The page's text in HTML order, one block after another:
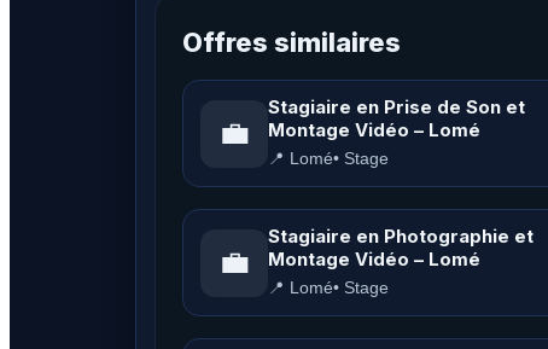
Offres similaires
💼
Stagiaire en Prise de Son et
Montage Vidéo – Lomé
📍 Lomé• Stage
💼
Stagiaire en Photographie et
Montage Vidéo – Lomé
📍 Lomé• Stage